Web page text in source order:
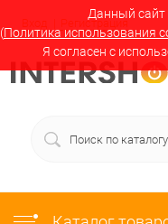
Данный сайт
(Политика использования
Я согласен с
Вход Регистрация